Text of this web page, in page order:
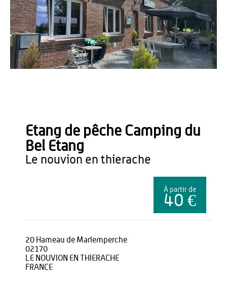
Office de Tourisme du Pays de Thiérache
Etang de pêche Camping du
Bel Etang
le nouvion en thierache
À partir de
40 €
20 Hameau de Marlemperche
02170
LE NOUVION EN THIERACHE
FRANCE